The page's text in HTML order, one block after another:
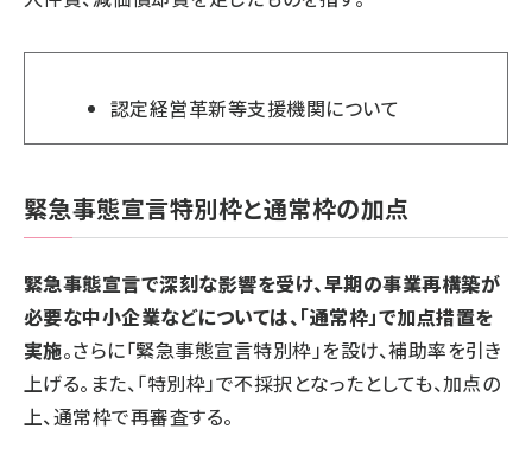
認定経営革新等支援機関について
緊急事態宣言特別枠と通常枠の加点
緊急事態宣言で深刻な影響を受け、早期の事業再構築が
必要な中小企業などについては、「通常枠」で加点措置を
実施。さらに「緊急事態宣言特別枠」を設け、補助率を引き
上げる。また、「特別枠」で不採択となったとしても、加点の
上、通常枠で再審査する。